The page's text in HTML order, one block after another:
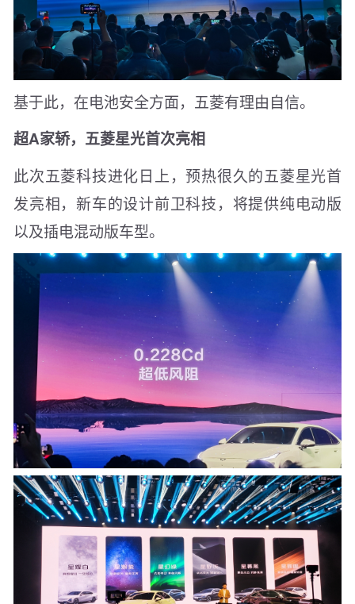
基于此，在电池安全方面，五菱有理由自信。
超A家轿，五菱星光首次亮相
此次五菱科技进化日上，预热很久的五菱星光首
发亮相，新车的设计前卫科技，将提供纯电动版
以及插电混动版车型。